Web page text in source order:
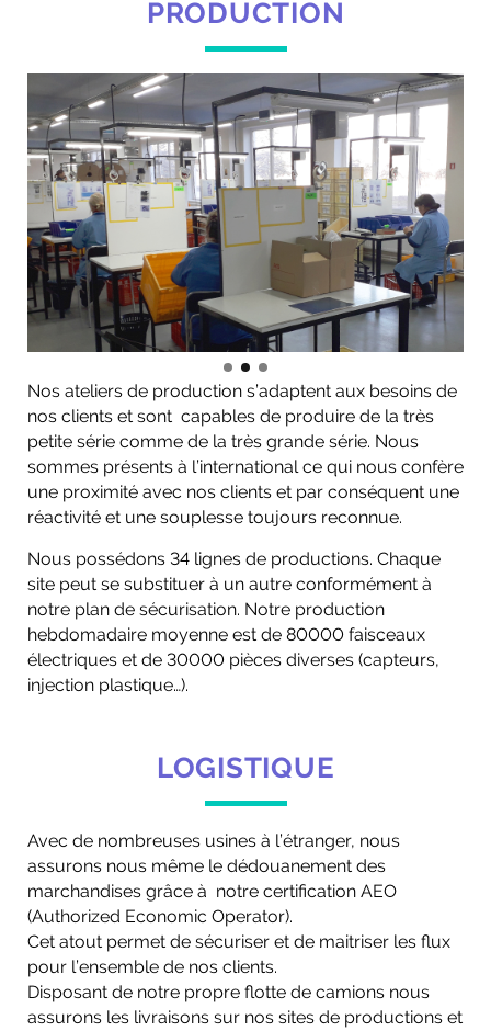
PRODUCTION
Nos ateliers de production s’adaptent aux besoins de
nos clients et sont capables de produire de la très
petite série comme de la très grande série. Nous
sommes présents à l’international ce qui nous confère
une proximité avec nos clients et par conséquent une
réactivité et une souplesse toujours reconnue.
Nous possédons 34 lignes de productions. Chaque
site peut se substituer à un autre conformément à
notre plan de sécurisation. Notre production
hebdomadaire moyenne est de 80000 faisceaux
électriques et de 30000 pièces diverses (capteurs,
injection plastique…).
LOGISTIQUE
Avec de nombreuses usines à l’étranger, nous
assurons nous même le dédouanement des
marchandises grâce à notre certification AEO
(Authorized Economic Operator).
Cet atout permet de sécuriser et de maitriser les flux
pour l’ensemble de nos clients.
Disposant de notre propre flotte de camions nous
assurons les livraisons sur nos sites de productions et